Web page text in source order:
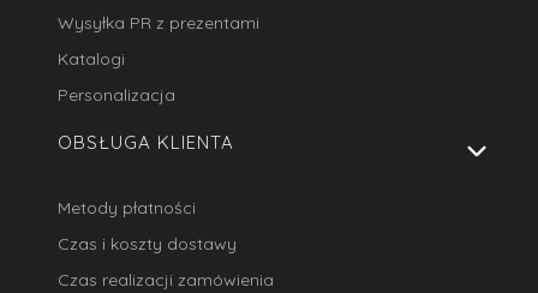
Wysyłka PR z prezentami
Katalogi
Personalizacja
OBSŁUGA KLIENTA
Metody płatności
Czas i koszty dostawy
Czas realizacji zamówienia